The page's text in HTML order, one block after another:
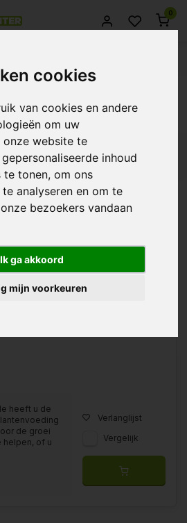
cookies
van cookies en andere
om uw
website te
inhoud
tonen, om ons
analyseren en om te
bezoekers vandaan
Ik ga akkoord
mijn voorkeuren
0
met Hesi pack
€12,90
heeft u de
de groei
helpen, of u
Verlanglijst
Vergelijk